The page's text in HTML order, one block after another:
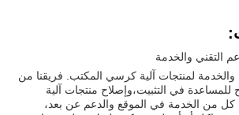
التقني والخدمة
والخدمة لمنتجات آلية كرسي المكتب. فريقنا من
للمساعدة في التثبيت،وإصلاح منتجات آلية
من الخدمة في الموقع والدعم عن بعد،